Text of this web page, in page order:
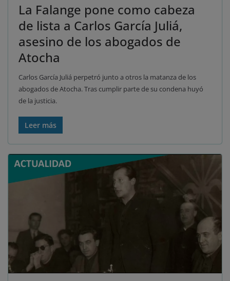
La Falange pone como cabeza
de lista a Carlos García Juliá,
asesino de los abogados de
Atocha
Carlos García Juliá perpetró junto a otros la matanza de los
abogados de Atocha. Tras cumplir parte de su condena huyó
de la justicia.
Leer más